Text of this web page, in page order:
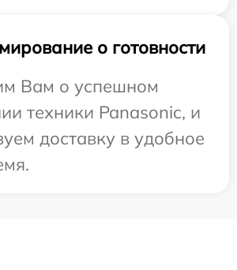
о готовности
Вам о успешном
техники Panasonic, и
доставку в удобное